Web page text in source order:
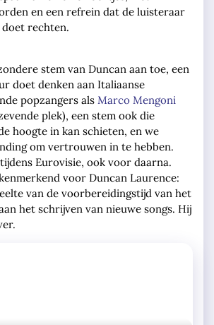
en een refrein dat de luisteraar
rechten.
stem van Duncan aan toe, een
doet denken aan Italiaanse
popzangers als Marco Mengoni
plek), een stem ook die
hoogte in kan schieten, en we
om vertrouwen in te hebben.
Eurovisie, ook voor daarna.
voor Duncan Laurence:
van de voorbereidingstijd van het
het schrijven van nieuwe songs. Hij